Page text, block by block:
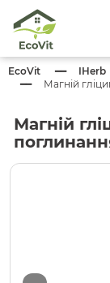
EcoVit IHerb
Магній
Магній